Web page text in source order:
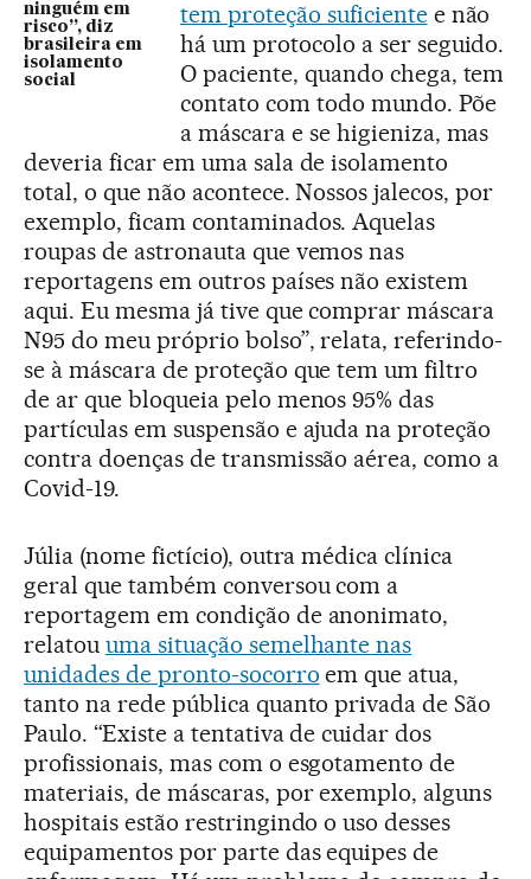
ninguém em
risco”, diz
brasileira em
isolamento
social
tem proteção suficientee não
há um protocolo a ser seguido.
O paciente, quando chega, tem
contato com todo mundo. Põe
a máscara e se higieniza, mas
deveria ficar em uma sala de isolamento
total, o que não acontece. Nossos jalecos, por
exemplo, ficam contaminados. Aquelas
roupas de astronauta que vemos nas
reportagens em outros países não existem
aqui. Eu mesma já tive que comprar máscara
N95 do meu próprio bolso”, relata, referindo-
se à máscara de proteção que tem um filtro
de ar que bloqueia pelo menos 95% das
partículas em suspensão e ajuda na proteção
contra doenças de transmissão aérea, como a
Covid-19.
Júlia (nome fictício), outra médica clínica
geral que também conversou com a
reportagem em condição de anonimato,
relatou uma situação semelhante nas
unidades de pronto-socorro em que atua,
tanto na rede pública quanto privada de São
Paulo. “Existe a tentativa de cuidar dos
profissionais, mas com o esgotamento de
materiais, de máscaras, por exemplo, alguns
hospitais estão restringindo o uso desses
equipamentos por parte das equipes de